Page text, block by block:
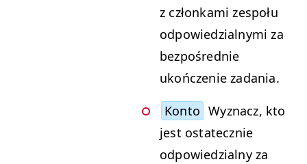
z członka­mi zespołu
odpowiedzial­ny­mi za
bezpośred­nie
ukończe­nie zadania.
Kon­to Wyz­nacz, kto
jest ostate­cznie
odpowiedzial­ny za